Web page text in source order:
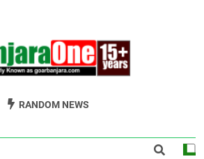
Welcome To
RANDOM NEWS